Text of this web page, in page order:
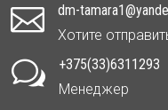

dm-
Хотите
w
+375(33)6311293
Менеджер